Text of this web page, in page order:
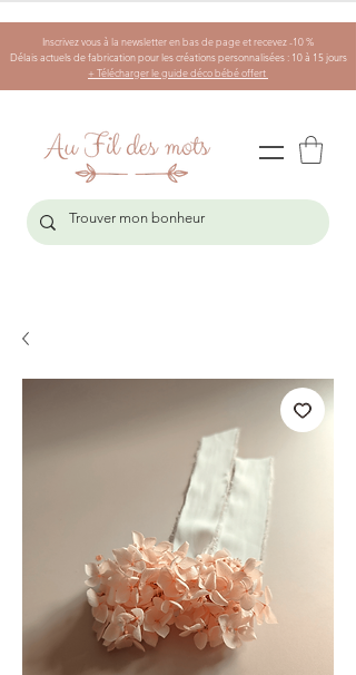
Inscrivez vous à la newsletter en bas de page et recevez -10 %
Délais actuels de fabrication pour les créations personnalisées : 10 à 15 jours
+ Télécharger le guide déco bébé offert